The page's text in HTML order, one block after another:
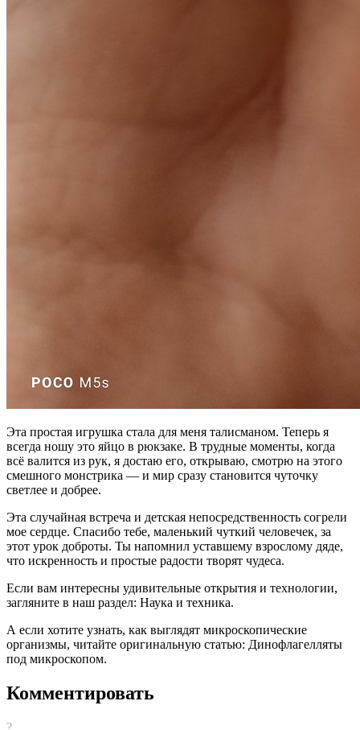
Эта простая игрушка стала для меня талисманом. Теперь я
всегда ношу это яйцо в рюкзаке. В трудные моменты, когда
всё валится из рук, я достаю его, открываю, смотрю на этого
смешного монстрика — и мир сразу становится чуточку
светлее и добрее.
Эта случайная встреча и детская непосредственность согрели
мое сердце. Спасибо тебе, маленький чуткий человечек, за
этот урок доброты. Ты напомнил уставшему взрослому дяде,
что искренность и простые радости творят чудеса.
Если вам интересны удивительные открытия и технологии,
загляните в наш раздел: Наука и техника.
А если хотите узнать, как выглядят микроскопические
организмы, читайте оригинальную статью: Динофлагелляты
под микроскопом.
Комментировать
?